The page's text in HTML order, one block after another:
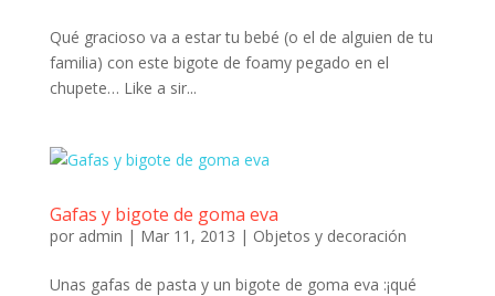
Qué gracioso va a estar tu bebé (o el de alguien de tu
familia) con este bigote de foamy pegado en el
chupete… Like a sir...
Gafas y bigote de goma eva
por admin | Mar 11, 2013 | Objetos y decoración
Unas gafas de pasta y un bigote de goma eva :¡qué